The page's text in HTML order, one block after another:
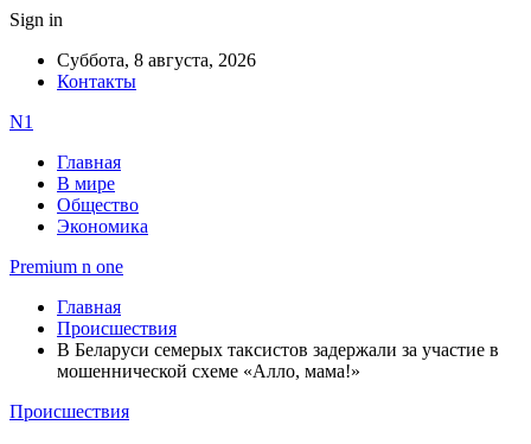
Sign in
Суббота, 8 августа, 2026
Контакты
N1
Главная
В мире
Общество
Экономика
Premium n one
Главная
Происшествия
В Беларуси семерых таксистов задержали за участие в
мошеннической схеме «Алло, мама!»
Происшествия